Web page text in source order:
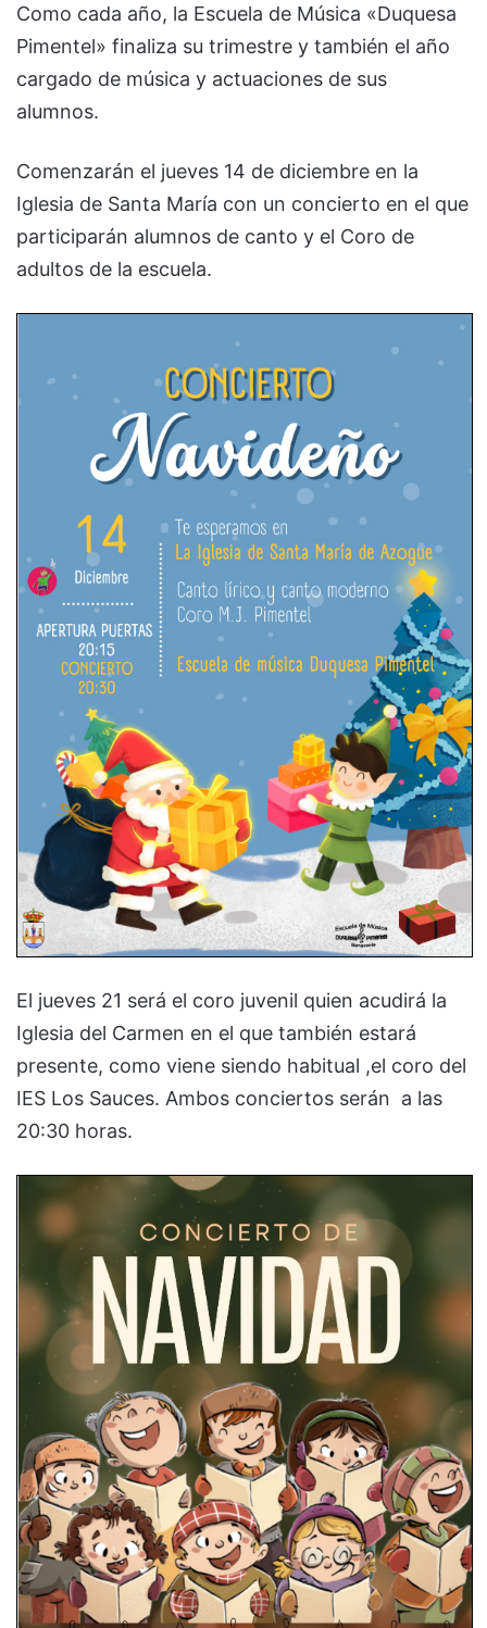
Como cada año, la Escuela de Música «Duquesa
Pimentel» finaliza su trimestre y también el año
cargado de música y actuaciones de sus
alumnos.
Comenzarán el jueves 14 de diciembre en la
Iglesia de Santa María con un concierto en el que
participarán alumnos de canto y el Coro de
adultos de la escuela.
El jueves 21 será el coro juvenil quien acudirá la
Iglesia del Carmen en el que también estará
presente, como viene siendo habitual ,el coro del
IES Los Sauces. Ambos conciertos serán a las
20:30 horas.